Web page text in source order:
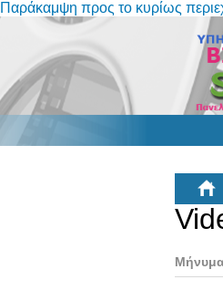
Παράκαμψη προς το κυρίως